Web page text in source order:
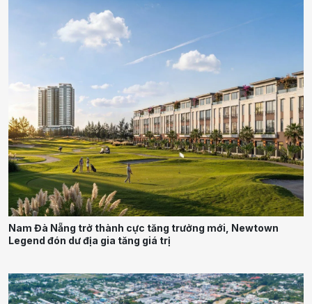
Nam Đà Nẵng trở thành cực tăng trưởng mới, Newtown
Legend đón dư địa gia tăng giá trị